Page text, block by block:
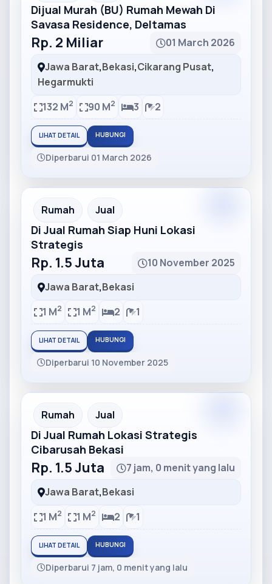
Dijual Murah (BU) Rumah Mewah Di
Savasa Residence, Deltamas
Rp. 2 Miliar
01 March 2026
Jawa Barat,Bekasi,Cikarang Pusat,
Hegarmukti
132 M2 90 M2 3 2
LIHAT DETAIL HUBUNGI
Diperbarui 01 March 2026
Partner Ad
Rumah Jual
Di Jual Rumah Siap Huni Lokasi
Strategis
Rp. 1.5 Juta
10 November 2025
Jawa Barat,Bekasi
1 M2 1 M2 2 1
LIHAT DETAIL HUBUNGI
Diperbarui 10 November 2025
Partner Ad
Rumah Jual
Di Jual Rumah Lokasi Strategis
Cibarusah Bekasi
Rp. 1.5 Juta
7 jam, 0 menit yang lalu
Jawa Barat,Bekasi
1 M2 1 M2 2 1
LIHAT DETAIL HUBUNGI
Diperbarui 7 jam, 0 menit yang lalu